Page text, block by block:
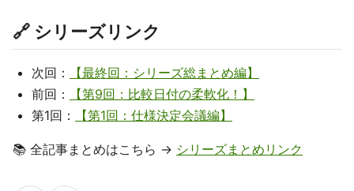
🔗 シリーズリンク
次回：
【最終回：シリーズ総まとめ編】
前回：
【第9回：比較日付の柔軟化！】
第1回：
【第1回：仕様決定会議編】
📚 全記事まとめはこちら → シリーズまとめリンク